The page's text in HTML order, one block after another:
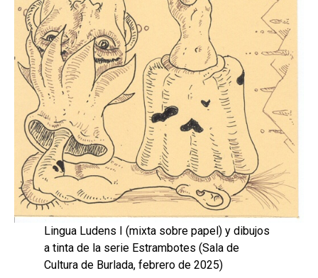
Lingua Ludens I (mixta sobre papel) y dibujos
a tinta de la serie Estrambotes (Sala de
Cultura de Burlada, febrero de 2025)